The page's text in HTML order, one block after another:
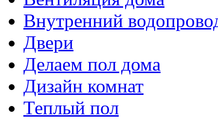
Внутренний
Двери
Делаем пол дома
Дизайн комнат
Теплый пол